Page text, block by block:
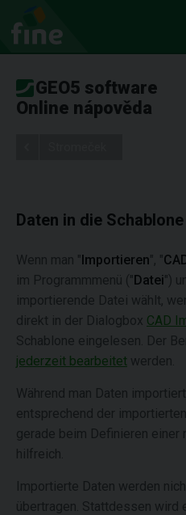
GEO5 software
Online nápověda
Daten in die
Wenn man "Importieren", "
im Programmmenü ("Datei")
importierende Datei wählt,
direkt in der Dialogbox CAD
Schablone eingelesen. Der
jederzeit bearbeitet werden.
Während man Daten
entsprechend der
gerade beim Definieren einer
hilfreich.
Importierte Daten werden
übertragen. Stattdessen wird